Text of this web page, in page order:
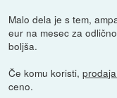
Malo dela je s tem,
eur na mesec za
boljša.
Če komu koristi,
ceno.